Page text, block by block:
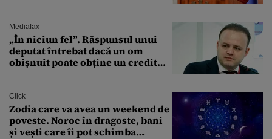
Mediafax
„În niciun fel”. Răspunsul unui
deputat întrebat dacă un om
obișnuit poate obține un credit
Click
Zodia care va avea un weekend de
poveste. Noroc în dragoste, bani
și vești care îi pot schimba